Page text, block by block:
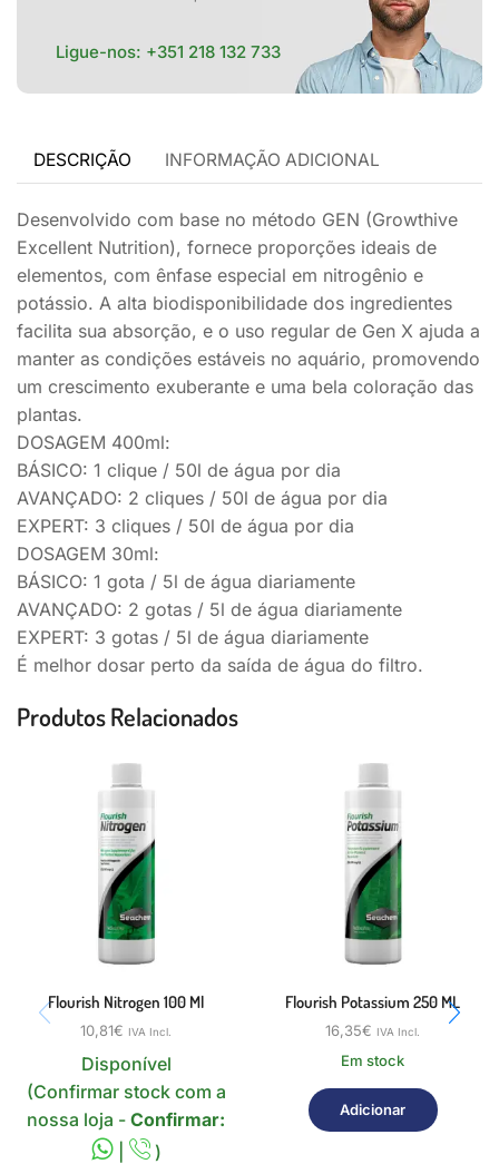
Ligue-nos: +351 218 132 733
DESCRIÇÃO INFORMAÇÃO ADICIONAL
Desenvolvido com base no método GEN (Growthive
Excellent Nutrition), fornece proporções ideais de
elementos, com ênfase especial em nitrogênio e
potássio. A alta biodisponibilidade dos ingredientes
facilita sua absorção, e o uso regular de Gen X ajuda a
manter as condições estáveis ​​no aquário, promovendo
um crescimento exuberante e uma bela coloração das
plantas.
DOSAGEM 400ml:
BÁSICO: 1 clique / 50l de água por dia
AVANÇADO: 2 cliques / 50l de água por dia
EXPERT: 3 cliques / 50l de água por dia
DOSAGEM 30ml:
BÁSICO: 1 gota / 5l de água diariamente
AVANÇADO: 2 gotas / 5l de água diariamente
EXPERT: 3 gotas / 5l de água diariamente
É melhor dosar perto da saída de água do filtro.
Produtos Relacionados
Flourish Nitrogen 100 Ml
10,81€ IVA Incl.
Disponível
(Confirmar stock com a
nossa loja -Confirmar:
|
)
Flourish Potassium 250 ML
16,35€ IVA Incl.
Em stock
Adicionar